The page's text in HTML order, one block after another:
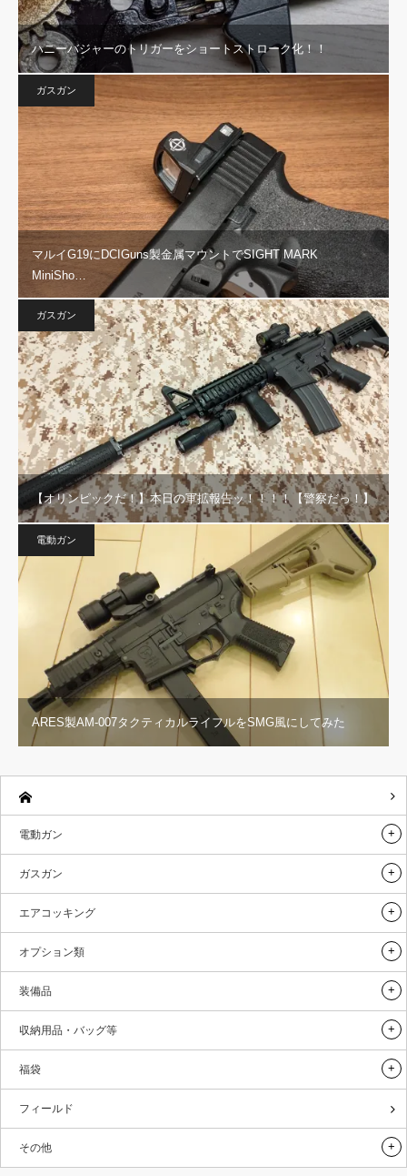
ハニーバジャーのトリガーをショートストローク化！！
ガスガン
マルイG19にDCIGuns製金属マウントでSIGHT MARK
MiniSho…
ガスガン
【オリンピックだ！】本日の軍拡報告ッ！！！！【警察だっ！】
電動ガン
ARES製AM-007タクティカルライフルをSMG風にしてみた
電動ガン
ガスガン
エアコッキング
オプション類
装備品
収納用品・バッグ等
福袋
フィールド
その他